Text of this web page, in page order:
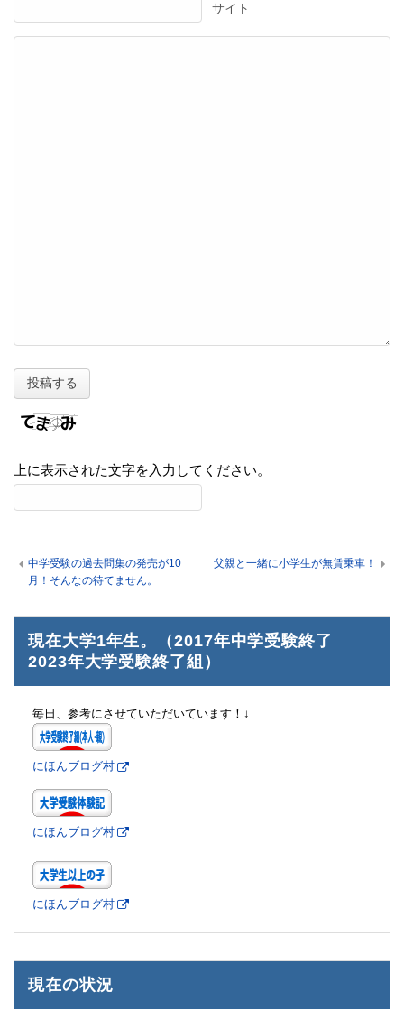
サイト
上に表示された文字を入力してください。
中学受験の過去問集の発売が10
月！そんなの待てません。
父親と一緒に小学生が無賃乗車！
現在大学1年生。（2017年中学受験終了
2023年大学受験終了組）
毎日、参考にさせていただいています！↓
にほんブログ村
にほんブログ村
にほんブログ村
現在の状況